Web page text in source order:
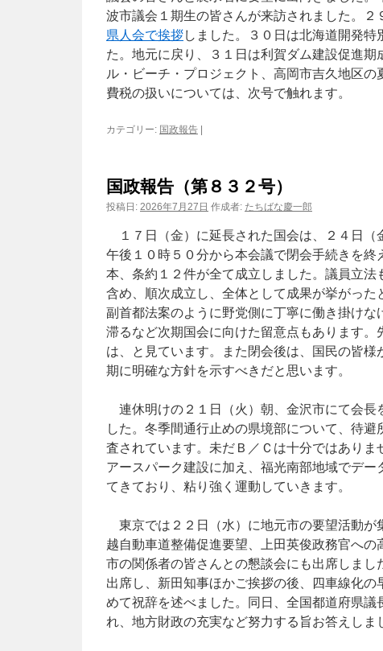
波市議会１期生の皆さんが来訪されました。
県人会で挨拶しました。３０日は北海道開発
た。地元に戻り、３１日は利賀ダム建設促進
ル・ビーチ・プロジェクト、高岡市吉久地区
費税の扱いについては、次号で触れます。
カテゴリー: 国政報告
国政報告（第８３２号）
投稿日: 2026年7月27日 作成者: たちばな慶一郎
１７日（金）に延長された国会は、２４日（
午後１０時５０分から本会議で閉会手続きを
本、条約１２件が全て成立しました。議員立
含め、順次成立し、全体として成果が挙がった
副首都法案のように野党側に丁寧に働き掛け
滞るなど次期国会に向けた留意点もあります
は、と見ています。また閉会後は、国民の皆
期に明確な方針を示すべきだと思います。
連休明けの２１日（火）朝、金沢市にて会長
した。冬季間通行止めの県境部について、待
査されています。未だＢ／Ｃは十分ではあり
アースパーク建設に加え、福光南部地域でデ
てきており、粘り強く運動していきます。
東京では２２日（水）に地元市の要望活動が
越自動車道整備促進要望、上田英俊政務官へ
市の関係者の皆さんとの懇談会にも出席しま
出席し、新田知事ほかご挨拶の後、四車線化
めて祝辞を述べました。同日、全国都道府県
れ、地方財政の充実など努力する旨お答えしま